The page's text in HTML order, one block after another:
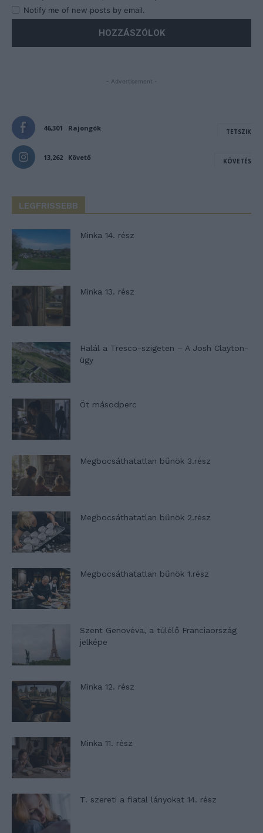
Notify me of new posts by email.
- Advertisement -
46,301 Rajongók TETSZIK
13,262 Követő KÖVETÉS
LEGFRISSEBB
Minka 14. rész
Minka 13. rész
Halál a Tresco-szigeten – A Josh Clayton-
ügy
Öt másodperc
Megbocsáthatatlan bűnök 3.rész
Megbocsáthatatlan bűnök 2.rész
Megbocsáthatatlan bűnök 1.rész
Szent Genovéva, a túlélő Franciaország
jelképe
Minka 12. rész
Minka 11. rész
T. szereti a fiatal lányokat 14. rész